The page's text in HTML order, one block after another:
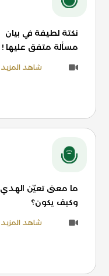
نكتة لطيفة في بيان
مسألة متفق عليها !
شاهد المزيد
ما معنى تعيّن الهدي
وكيف يكون؟
شاهد المزيد